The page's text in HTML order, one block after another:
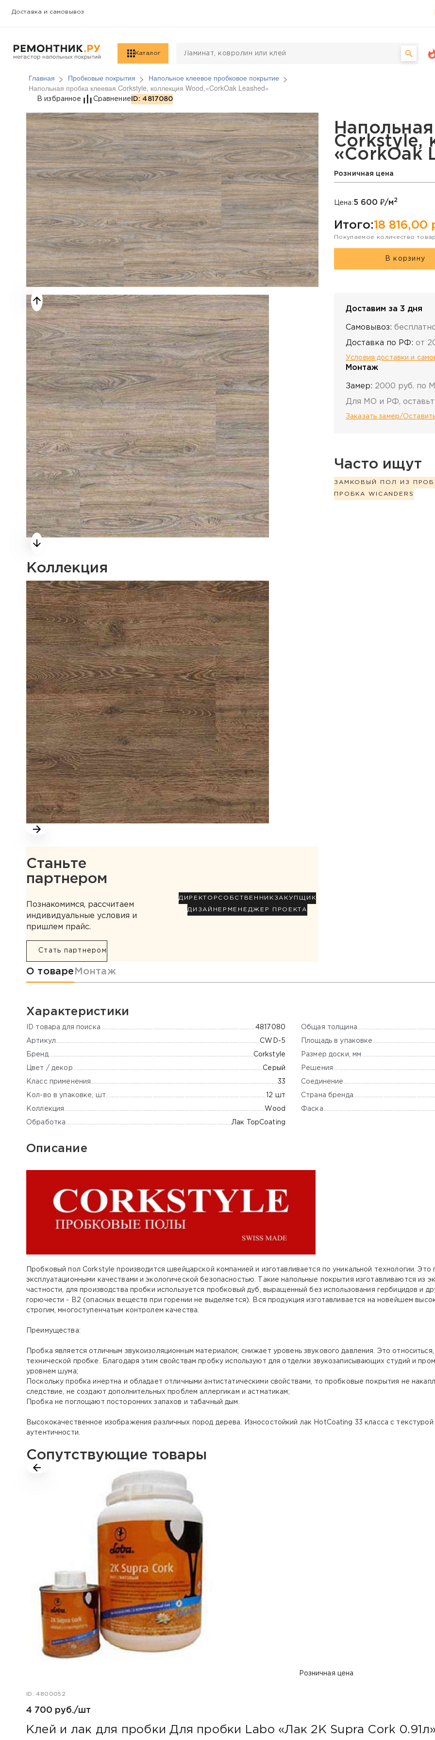
Доставка и самовывоз
Каталог
Главная Пробковые покрытия
Напольное клеевое пробковое покрытие
Напольная пробка клеевая Corkstyle, коллекция Wood,«CorkOak Leashed»
Напольная пробка клеевая Corkstyle,
В избранное Сравнение ID: 4817080
Коллекция
Станьте
партнером
Познакомимся, рассчитаем
индивидуальные условия и
пришлем прайс.
Стать партнером
ДИРЕКТОР СОБСТВЕННИК ЗАКУПЩИК
ДИЗАЙНЕР МЕНЕДЖЕР ПРОЕКТА
Corkstyle,
«CorkOak
Розничная цена
Цена:5 600 ₽/м2
Итого:18 816,00
Покупаемое количество
В корзину
Доставим за 3 дня
Самовывоз:
Доставка по РФ: от
Условия доставки и
Монтаж
Замер: 2000 руб. по
Для МО и РФ,
Заказать замер/
Часто ищут
ЗАМКОВЫЙ ПОЛ ИЗ
ПРОБКА WICANDERS
Информация о товаре
О товаре Монтаж
Характеристики
ID товара для поиска 4817080
Артикул CWD-5
Бренд Corkstyle
Цвет / декор Серый
Класс применения 33
Кол-во в упаковке, шт 12 шт
Коллекция Wood
Обработка Лак TopCoating
Общая толщина
Площадь в упаковке
Размер доски, мм
Решения
Соединение
Страна бренда
Фаска
Описание
Пробковый пол Corkstyle производится швейцарской компанией и изготавливается по уникальной технологии.
эксплуатационными качествами и экологической безопасностью. Такие напольные покрытия изготавливаются из
частности, для производства пробки используется пробковый дуб, выращенный без использования гербицидов и
горючести - B2 (опасных веществ при горении не выделяется). Вся продукция изготавливается на новейшем
строгим, многоступенчатым контролем качества.
Преимущества:
Пробка является отличным звукоизоляционным материалом; снижает уровень звукового давления. Это
технической пробке. Благодаря этим свойствам пробку используют для отделки звукозаписывающих студий и
уровнем шума;
Поскольку пробка инертна и обладает отличными антистатическими свойствами, то пробковые покрытия не
следствие, не создают дополнительных проблем аллергикам и астматикам;
Пробка не поглощают посторонних запахов и табачный дым.
Высококачественное изображения различных пород дерева. Износостойкий лак HotCoating 33 класса с текстурой
аутентичности.
Сопутствующие товары
Розничная цена
ID: 4800052
4 700 руб./шт
Клей и лак для пробки Для пробки Labo «Лак 2K Supra Cork 0.91л»